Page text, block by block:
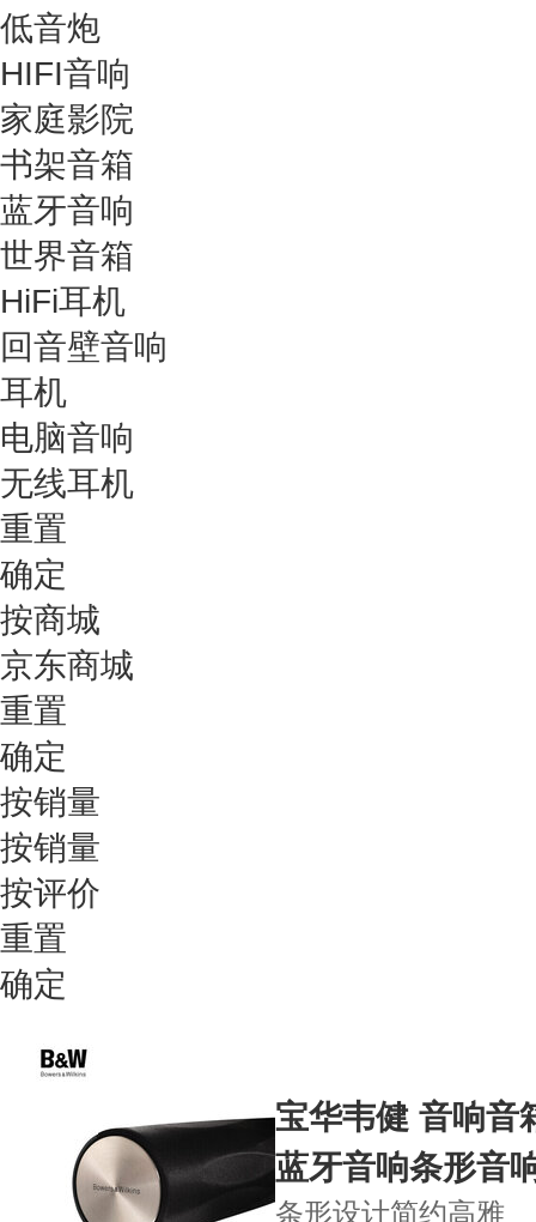
低音炮
HIFI音响
家庭影院
书架音箱
蓝牙音响
世界音箱
HiFi耳机
回音壁音响
耳机
电脑音响
无线耳机
重置
确定
按商城
京东商城
重置
确定
按销量
按销量
按评价
重置
确定
宝华韦健 音响音
蓝牙音响条形音
条形设计简约高雅